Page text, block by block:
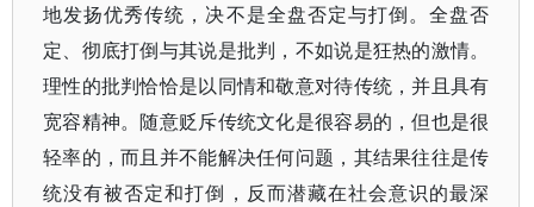
地发扬优秀传统，决不是全盘否定与打倒。全盘否
定、彻底打倒与其说是批判，不如说是狂热的激情。
理性的批判恰恰是以同情和敬意对待传统，并且具有
宽容精神。随意贬斥传统文化是很容易的，但也是很
轻率的，而且并不能解决任何问题，其结果往往是传
统没有被否定和打倒，反而潜藏在社会意识的最深